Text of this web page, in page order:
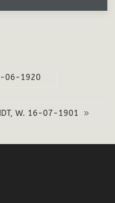
06-1920
W. 16-07-1901